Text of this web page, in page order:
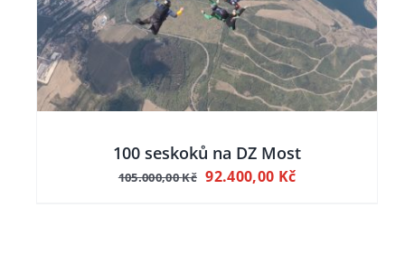
100 seskoků na DZ Most
105.000,00Kč Původní
92.400,00 KčAktuální